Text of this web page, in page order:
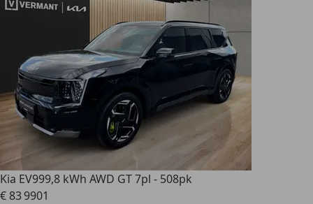
Kia EV999,8 kWh AWD GT 7pl - 508pk
€ 83 9901